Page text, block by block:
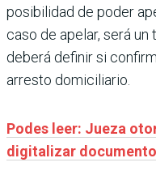
posibilidad de poder
caso de apelar, será
deberá definir si
arresto domiciliario.
Podes leer: Jueza
digitalizar